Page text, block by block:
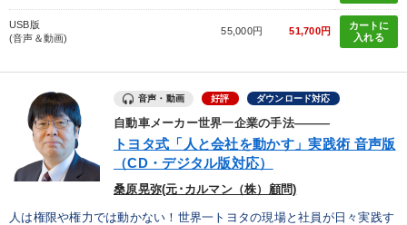
USB版
(音声＆動画)
55,000円 51,700円
カートに
入れる
音声・動画 好評 ダウンロード対応
自動車メーカー世界一企業の手法―――
トヨタ式「人と会社を動かす」実践術 音声版
（CD・デジタル版対応）
桑原晃弥(元･カルマン（株）顧問)
人は権限や権力では動かない！世界一トヨタの現場と社員が日々実践す